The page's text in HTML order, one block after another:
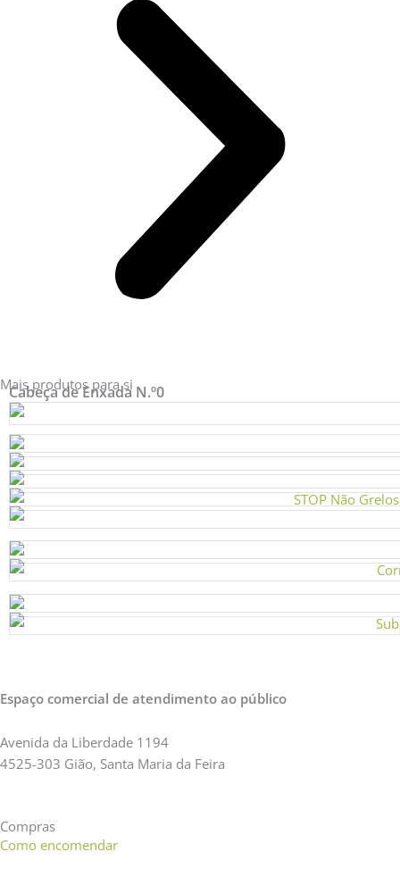
Mais produtos para si
Cabeça de Enxada N.º0
Espaço comercial de atendimento ao público
Avenida da Liberdade 1194
4525-303 Gião, Santa Maria da Feira
Compras
Como encomendar